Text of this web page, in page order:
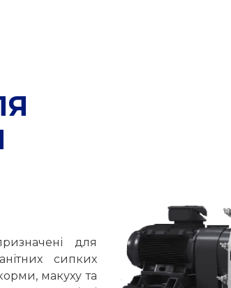
для
сипких
макуху та